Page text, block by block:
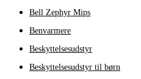
Bell Zephyr Mips
Benvarmere
Beskyttelsesudstyr
Beskyttelsesudstyr til børn